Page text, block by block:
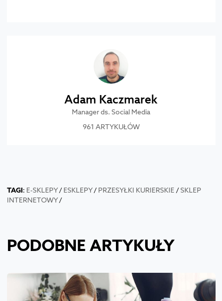
Adam Kaczmarek
Manager ds. Social Media
961 ARTYKUŁÓW
TAGI: E-SKLEPY/ ESKLEPY/ PRZESYŁKI KURIERSKIE /SKLEP
INTERNETOWY/
PODOBNE ARTYKUŁY